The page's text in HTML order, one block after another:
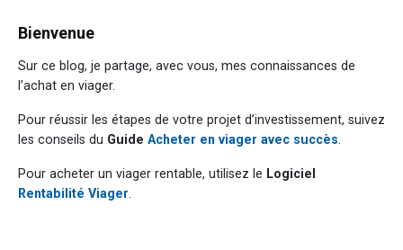
Bienvenue
Sur ce blog, je partage, avec vous, mes connaissances de
l’achat en viager.
Pour réussir les étapes de votre projet d’investissement, suivez
les conseils du Guide Acheter en viager avec succès
Pour acheter un viager rentable, utilisez le Logiciel
Rentabilité Viager